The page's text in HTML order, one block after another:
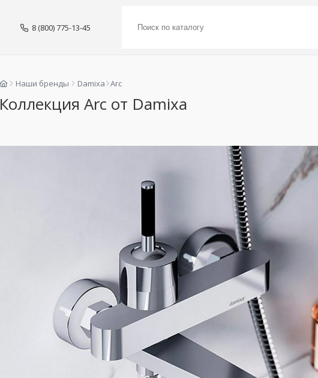
8 (800) 775-13-45
Наши бренды Damixa Arc
Коллекция Arc от Damixa